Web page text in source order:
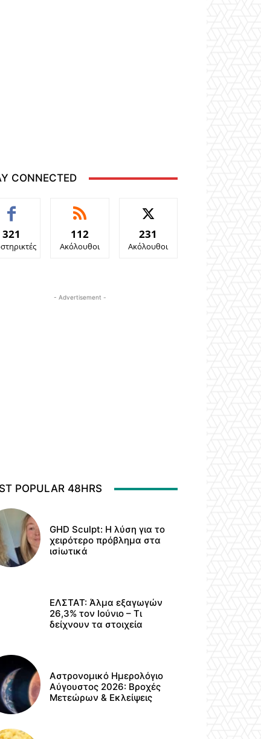
CONNECTED
321 112
Ακόλουθοι
231
Ακόλουθοι
- Advertisement -
POPULAR 48HRS
GHD Sculpt: Η λύση για το
χειρότερο πρόβλημα στα
ισiωτικά
ΕΛΣΤΑΤ: Άλμα εξαγωγών
26,3% τον Ιούνιο – Τι
δείχνουν τα στοιχεία
Αστρονομικό Ημερολόγιο
Αύγουστος 2026: Βροχές
Μετεώρων & Εκλείψεις